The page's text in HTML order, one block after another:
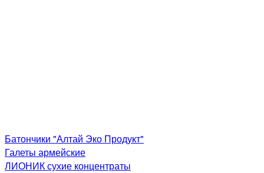
Батончики "Алтай Эко Продукт"
Галеты армейские
ЛИОНИК сухие концентраты